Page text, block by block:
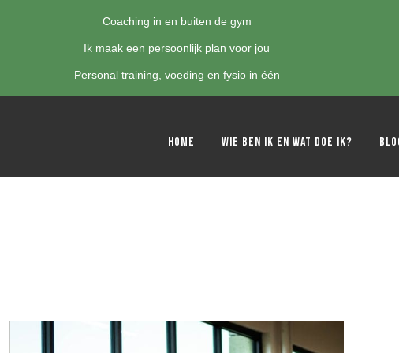
Coaching in en buiten de gym
Ik maak een persoonlijk plan voor jou
Personal training, voeding en fysio in één
Home Wie ben ik en wat doe ik?